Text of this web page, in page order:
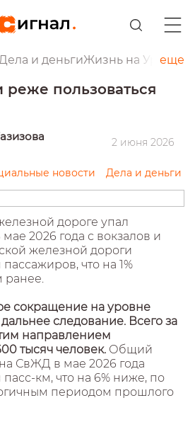
и деньгиЖизнь на Урале
еще
реже пользоваться
2 июня 2026
новости Дела и деньги
дороге упал
2026 года с вокзалов и
железной дороги
что на 1%
ранее.
сокращение на уровне
следование. Всего за
направлением
тысяч человек. Общий
СвЖД в мае 2026 года
км, что на 6% ниже, по
периодом прошлого